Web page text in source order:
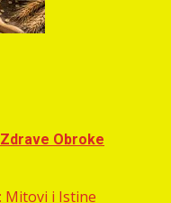
Obroke
Mitovi i Istine